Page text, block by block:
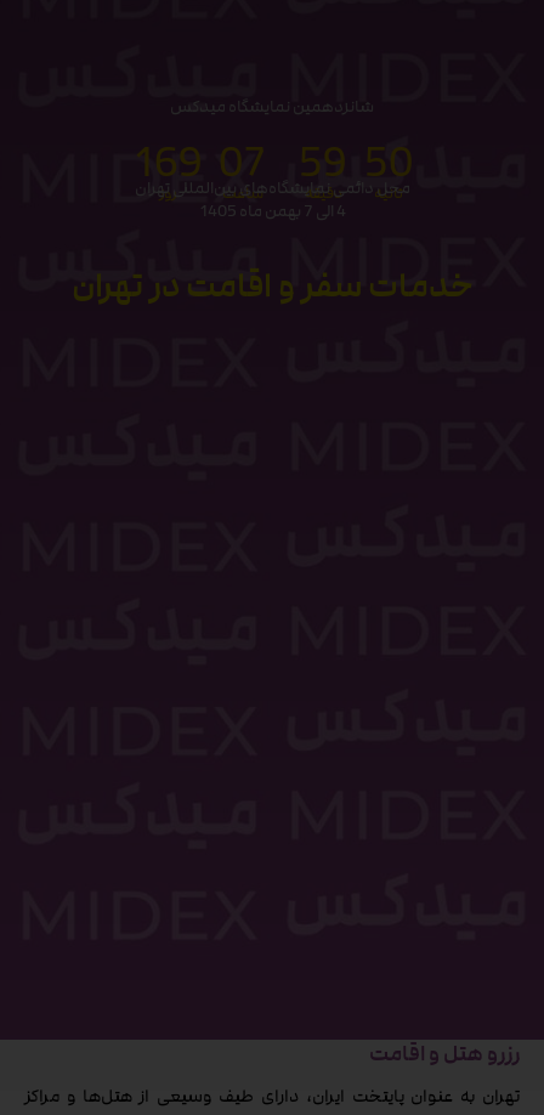
شانزدهمین نمایشگاه میدکس
169
روز 07
ساعت‌ 59
دقیقه 50
ثانیه
محل دائمی نمایشگاه‌های بین‌المللی تهران
4 الی 7 بهمن ماه 1405
خدمات سفر و اقامت در تهران
رزرو هتل و اقامت
تهران به عنوان پایتخت ایران، دارای طیف وسیعی از هتل‌ها و مراکز